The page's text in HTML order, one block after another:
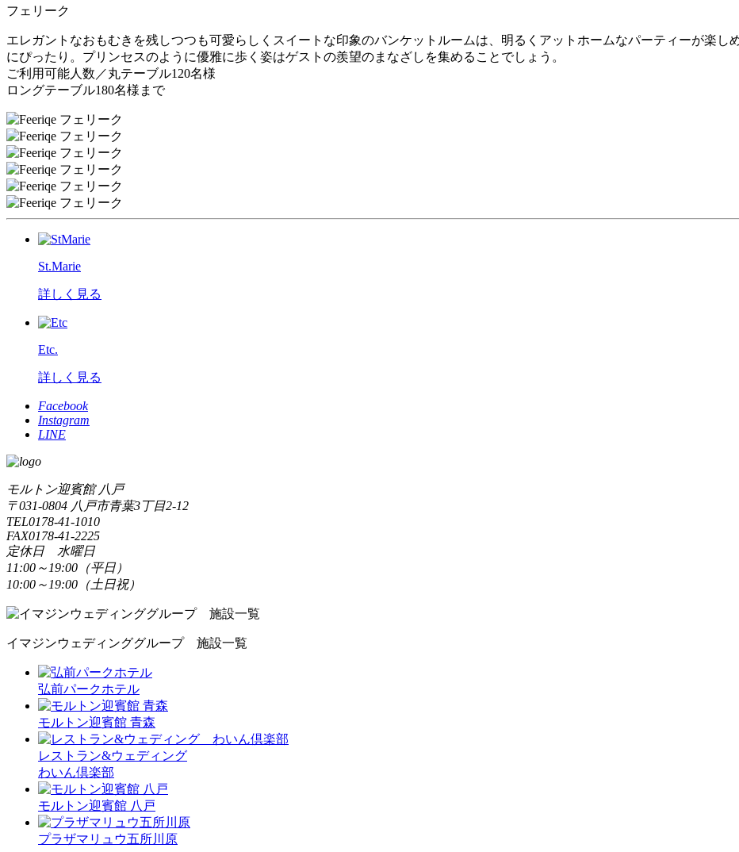
フェリーク
エレガントなおもむきを残しつつも可愛らしくスイートな印象のバンケットルームは、明るくアットホームなパーティーが楽し
にぴったり。プリンセスのように優雅に歩く姿はゲストの羨望のまなざしを集めることでしょう。
ご利用可能人数／丸テーブル120名様
ロングテーブル180名様まで
St.Marie
詳しく見る
Etc.
詳しく見る
Facebook
Instagram
LINE
モルトン迎賓館 八戸
〒031-0804 八戸市青葉3丁目2-12
TEL0178-41-1010
FAX0178-41-2225
定休日 水曜日
11:00～19:00（平日）
10:00～19:00（土日祝）
イマジンウェディンググループ 施設一覧
弘前パークホテル
モルトン迎賓館 青森
レストラン&ウェディング
わいん倶楽部
モルトン迎賓館 八戸
プラザマリュウ五所川原